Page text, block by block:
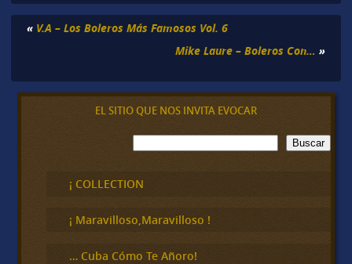
« V.A – Los Boleros Más Famosos Vol. 6
Mike Laure – Boleros Con… »
EL SITIO QUE NOS INVITA EVOCAR
B
u
c
a
Buscar
¡ COLLECTION
¡ Maravilloso,Maravilloso !
… Cuba Cómo Te Añoro!